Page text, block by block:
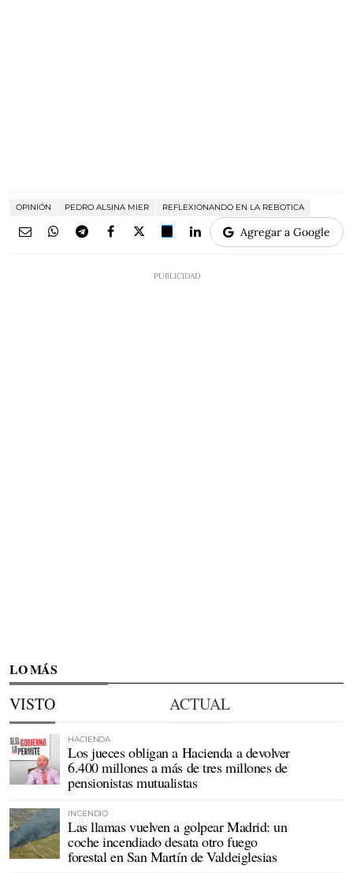
OPINIÓN PEDRO ALSINA MIER REFLEXIONANDO EN LA REBOTICA
Agregar a Google
LO MÁS
VISTO ACTUAL
HACIENDA
Los jueces obligan a Hacienda a devolver
6.400 millones a más de tres millones de
pensionistas mutualistas
INCENDIO
Las llamas vuelven a golpear Madrid: un
coche incendiado desata otro fuego
forestal en San Martín de Valdeiglesias